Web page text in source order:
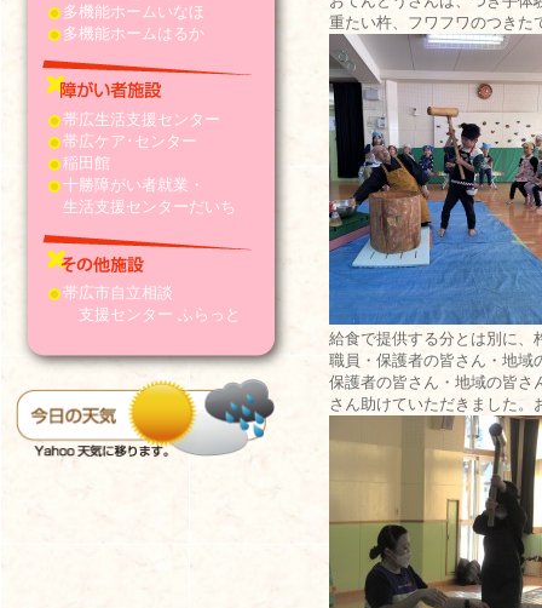
重たい杵、フワフワのつきた
給食で提供する分とは別に、
職員・保護者の皆さん・地域
保護者の皆さん・地域の皆さ
さん助けていただきました。
多機能ホームいなほ
多機能ホームはるか
帯広生活支援センター
帯広ケア･センター
稲田館
十勝障がい者就業・
生活支援センターだいち
帯広市自立相談
支援センター ふらっと